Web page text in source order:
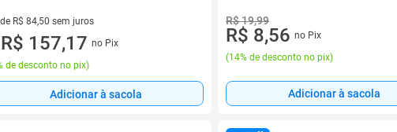
R$ 84,50 sem juros
de R$ 84,50 sem juros
R$ 157,17 no Pix
de desconto no pix)
Adicionar à sacola
R$ 19,99
R$ 8,56 no Pix
(14% de desconto no pix)
Adicionar à sacola